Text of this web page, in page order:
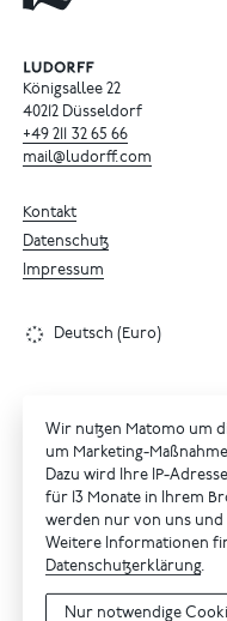
Königsallee 22
40212 Düsseldorf
+49 211 32 65 66
mail@ludorff.com
Kontakt
Datenschutz
Impressum
Deutsch (Euro)
Wir nutzen Matomo um
um Marketing-
Dazu wird Ihre IP-
für 13 Monate in Ihrem
werden nur von uns
Weitere Informationen
Datenschutzerklärung.
Nur notwendige